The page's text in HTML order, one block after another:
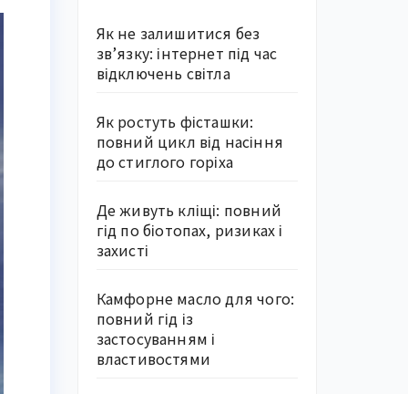
Як не залишитися без
зв’язку: інтернет під час
відключень світла
Як ростуть фісташки:
повний цикл від насіння
до стиглого горіха
Де живуть кліщі: повний
гід по біотопах, ризиках і
захисті
Камфорне масло для чого:
повний гід із
застосуванням і
властивостями